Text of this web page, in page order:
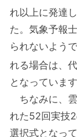
れ以上に発達
た。気象予報
られないよう
れる場合は、
となっていま
ちなみに、
れた52回実技2
選択式となっ